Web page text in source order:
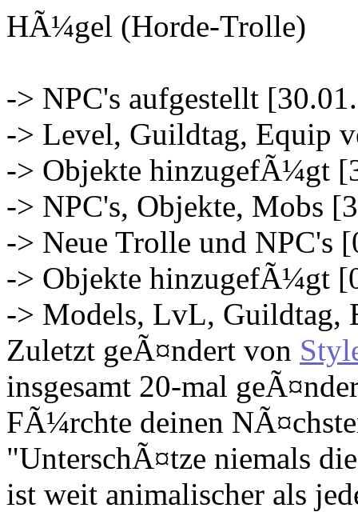
HÃ¼gel (Horde-Trolle)
-> NPC's aufgestellt
-> Level, Guildtag, Equip
-> Objekte hinzugefÃ¼gt
-> NPC's, Objekte, Mobs
-> Neue Trolle und NPC's
-> Objekte hinzugefÃ¼gt
-> Models, LvL, Guildtag,
Zuletzt geÃ¤ndert von
insgesamt 20-mal
FÃ¼rchte deinen
"UnterschÃ¤tze niemals
ist weit animalischer als